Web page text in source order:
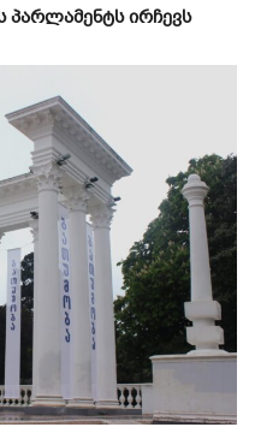
პარლამენტს ირჩევს